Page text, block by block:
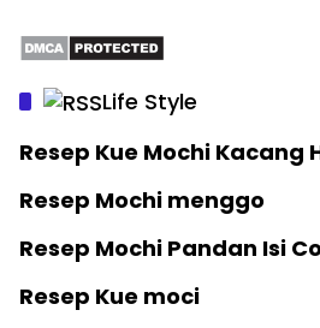
Life Style
Resep Kue Mochi Kacang
Resep Mochi menggo
Resep Mochi Pandan Isi
Resep Kue moci